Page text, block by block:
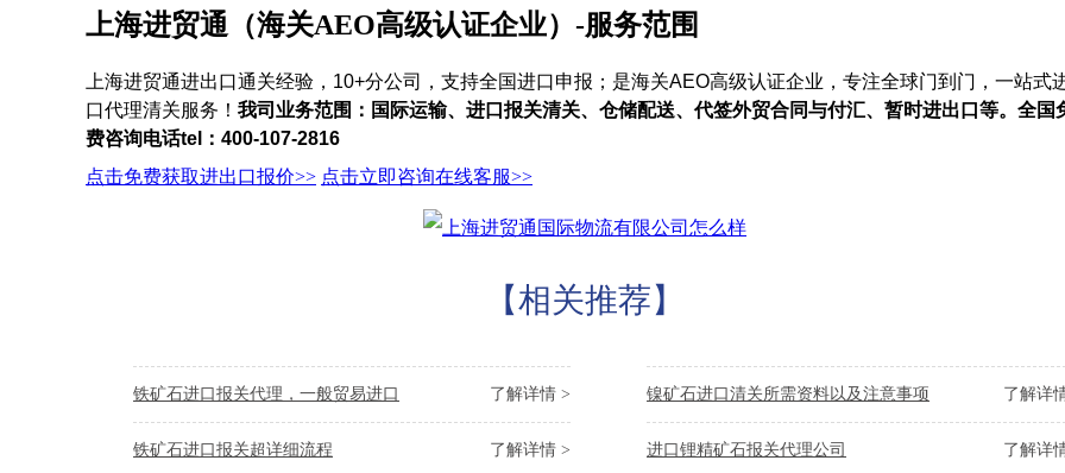
上海进贸通（海关AEO高级认证企业）-服务范围
上海进贸通进出口通关经验，10+分公司，支持全国进口申报；是海关AEO高级认证企业，专注全球门到门，一站式
口代理清关服务！ 我司业务范围：国际运输、进口报关清关、仓储配送、代签外贸合同与付汇、暂时进出口等。全国
费咨询电话tel：400-107-2816
点击免费获取进出口报价>> 点击立即咨询在线客服>>
【相关推荐】
了解详情 >
铁矿石进口报关代理，一般贸易进口 了解详
镍矿石进口清关所需资料以及注意事项
了解详情 >
铁矿石进口报关超详细流程 了解详
进口锂精矿石报关代理公司